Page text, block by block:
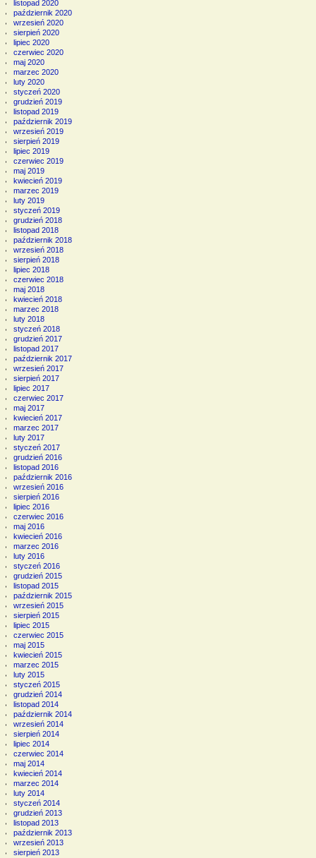
listopad 2020
październik 2020
wrzesień 2020
sierpień 2020
lipiec 2020
czerwiec 2020
maj 2020
marzec 2020
luty 2020
styczeń 2020
grudzień 2019
listopad 2019
październik 2019
wrzesień 2019
sierpień 2019
lipiec 2019
czerwiec 2019
maj 2019
kwiecień 2019
marzec 2019
luty 2019
styczeń 2019
grudzień 2018
listopad 2018
październik 2018
wrzesień 2018
sierpień 2018
lipiec 2018
czerwiec 2018
maj 2018
kwiecień 2018
marzec 2018
luty 2018
styczeń 2018
grudzień 2017
listopad 2017
październik 2017
wrzesień 2017
sierpień 2017
lipiec 2017
czerwiec 2017
maj 2017
kwiecień 2017
marzec 2017
luty 2017
styczeń 2017
grudzień 2016
listopad 2016
październik 2016
wrzesień 2016
sierpień 2016
lipiec 2016
czerwiec 2016
maj 2016
kwiecień 2016
marzec 2016
luty 2016
styczeń 2016
grudzień 2015
listopad 2015
październik 2015
wrzesień 2015
sierpień 2015
lipiec 2015
czerwiec 2015
maj 2015
kwiecień 2015
marzec 2015
luty 2015
styczeń 2015
grudzień 2014
listopad 2014
październik 2014
wrzesień 2014
sierpień 2014
lipiec 2014
czerwiec 2014
maj 2014
kwiecień 2014
marzec 2014
luty 2014
styczeń 2014
grudzień 2013
listopad 2013
październik 2013
wrzesień 2013
sierpień 2013